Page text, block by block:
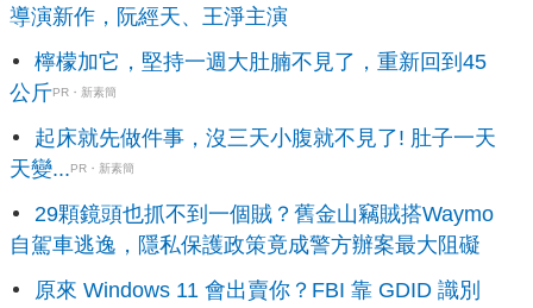
導演新作，阮經天、王淨主演
檸檬加它，堅持一週大肚腩不見了，重新回到45
公斤PR・新素簡
起床就先做件事，沒三天小腹就不見了! 肚子一天
天變...PR・新素簡
29顆鏡頭也抓不到一個賊？舊金山竊賊搭Waymo
自駕車逃逸，隱私保護政策竟成警方辦案最大阻礙
原來 Windows 11 會出賣你？FBI 靠 GDID 識別